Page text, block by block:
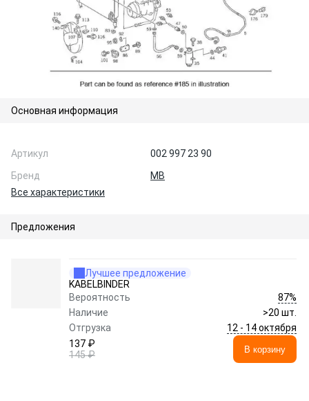
Основная информация
Артикул
002 997 23 90
Бренд
MB
Все характеристики
Предложения
Лучшее предложение
KABELBINDER
Вероятность
87%
Наличие
>20 шт.
Отгрузка
12 - 14 октября
137 ₽
145 ₽
В корзину